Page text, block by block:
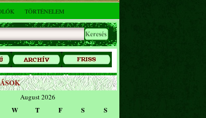
TÖRTÉNELEM
August 2026
W T F S S